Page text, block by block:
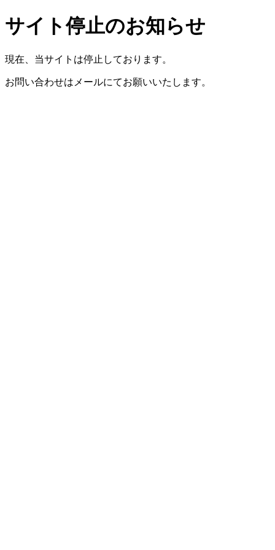
サイト停止のお知らせ
現在、当サイトは停止しております。
お問い合わせはメールにてお願いいたします。